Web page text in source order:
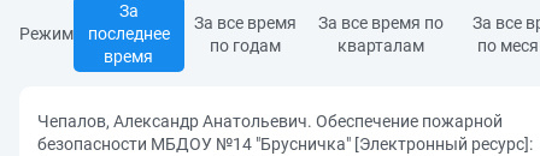
Режим
За
последнее
время
За все время
по годам
За все время по
кварталам
За все
по
Чепалов, Александр Анатольевич. Обеспечение пожарной
безопасности МБДОУ №14 "Брусничка" [Электронный ресурс]: